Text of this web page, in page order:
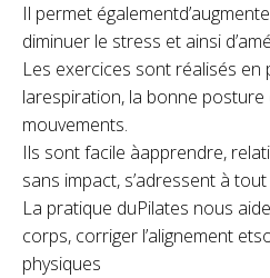
Il permet
diminuer le stress et ainsi
Les exercices sont réalisés en
larespiration, la bonne posture
mouvements.
Ils sont facile àapprendre,
sans impact, s’adressent à
La pratique duPilates nous
corps, corriger l’alignement
physiques